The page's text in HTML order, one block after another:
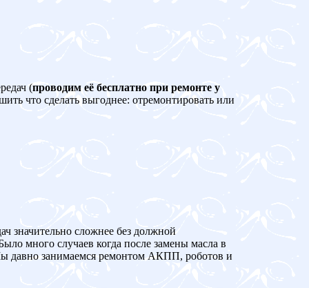
(проводим её бесплатно при ремонте у
что сделать выгоднее: отремонтировать или
значительно сложнее без должной
много случаев когда после замены масла в
занимаемся ремонтом АКПП, роботов и